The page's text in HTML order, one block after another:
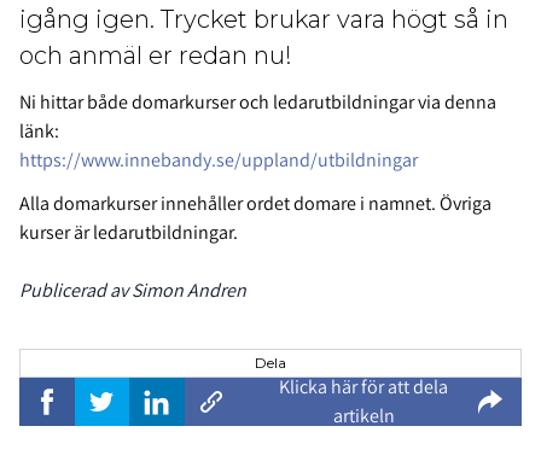
igång igen. Trycket brukar vara högt så in
och anmäl er redan nu!
Ni hittar både domarkurser och ledarutbildningar via denna
länk:
https://www.innebandy.se/uppland/utbildningar
Alla domarkurser innehåller ordet domare i namnet. Övriga
kurser är ledarutbildningar.
Publicerad av Simon Andren
Dela
Klicka här för att dela
artikeln